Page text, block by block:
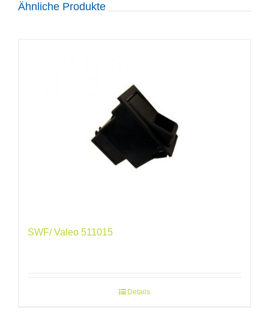
Ähnliche Produkte
SWF/ Valeo 511015
Details